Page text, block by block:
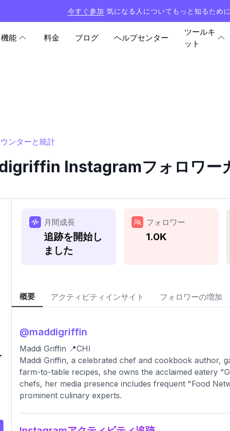
今すぐ参加 気になる人についてもっと知るために
機能 料金 ブログ ヘルプセンター
ツールキ
ット
ンターと統計
Instagramフォロワー
月間成長
追跡を開始し
ました
フォロワー
1.0K
概要 アクティビティインサイト フォロワーの増加
@maddigriffin
Maddi Griffin 📍CHI
Maddi Griffin, a celebrated chef and cookbook author,
farm-to-table recipes, she owns the acclaimed eatery
chefs, her media presence includes frequent "Food
prominent culinary experts.